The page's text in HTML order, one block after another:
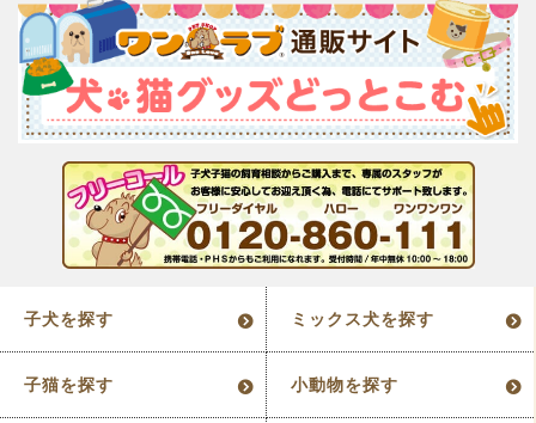
子犬を探す ミックス犬を探す
子猫を探す 小動物を探す